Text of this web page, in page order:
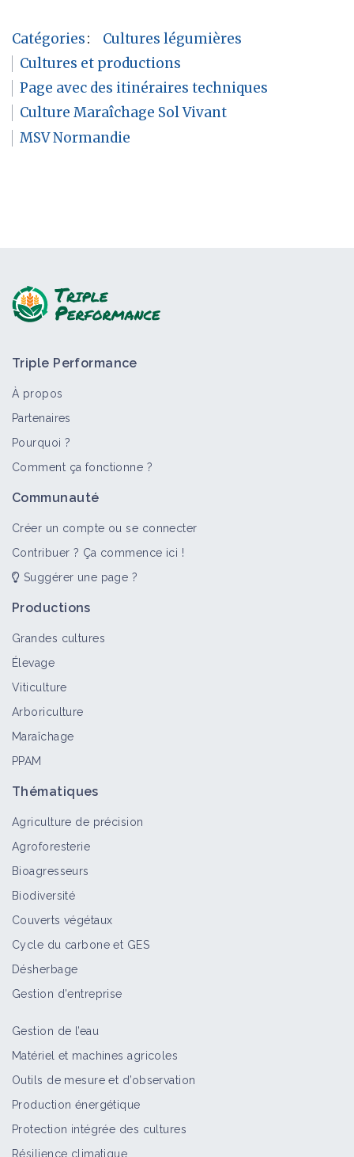
Catégories:
Cultures légumières
Cultures et productions
Page avec des itinéraires techniques
Culture Maraîchage Sol Vivant
MSV Normandie
Triple Performance
À propos
Partenaires
Pourquoi ?
Comment ça fonctionne ?
Communauté
Créer un compte ou se connecter
Contribuer ? Ça commence ici !
Suggérer une page ?
Productions
Grandes cultures
Élevage
Viticulture
Arboriculture
Maraîchage
PPAM
Thématiques
Agriculture de précision
Agroforesterie
Bioagresseurs
Biodiversité
Couverts végétaux
Cycle du carbone et GES
Désherbage
Gestion d'entreprise
Gestion de l’eau
Matériel et machines agricoles
Outils de mesure et d’observation
Production énergétique
Protection intégrée des cultures
Résilience climatique